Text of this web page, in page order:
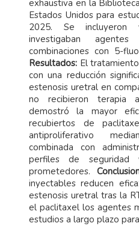
exhaustiva en la
Estados Unidos para
2025. Se incluyeron
investigaban
combinaciones con 5-
Resultados: El
con una reducción
estenosis uretral en
no recibieron terapia
demostró la mayor
recubiertos de
antiproliferativo
combinada con
perfiles de
prometedores.
inyectables reducen
estenosis uretral tras la
el paclitaxel los agentes
estudios a largo plazo